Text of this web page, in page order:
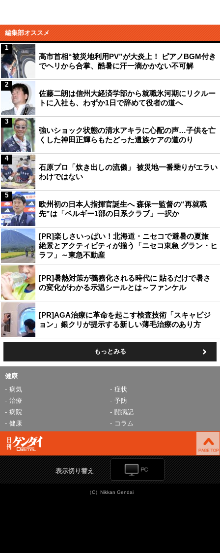
編集部オススメ
高市首相“被災地利用PV”が大炎上！ ピアノBGM付き
でヘリから合掌、酷暑に汗一滴かかない不可解
1
佐藤二朗は信州大経済学部から就職氷河期にリクルー
トに入社も、わずか1日で辞めて役者の道へ
2
強いショック状態の清水アキラに心配の声…子供を亡
くした神田正輝らもたどった遺族ケアの道のり
3
石原プロ「炊き出しの流儀」 被災地一番乗りがエラい
わけではない
4
欧州初の日本人指揮官誕生へ 森保一監督の“再就職
先”は「ベルギー1部の日系クラブ」一択か
5
[PR]楽しさいっぱい！北海道・ニセコで避暑の夏旅
絶景とアクティビティが揃う「ニセコ東急 グラン・ヒ
ラフ」～東急不動産
[PR]暑熱対策が義務化される時代に 貼るだけで暑さ
の変化がわかる示温シールとは～ファンケル
[PR]AGA治療に革命を起こす検査技術「スキャビジ
ョン」銀クリが提示する新しい薄毛治療のあり方
もっとみる
健康
病気
症状
治療
予防
病院
闘病記
健康
コラム
表示切り替え
（C）Nikkan Gendai